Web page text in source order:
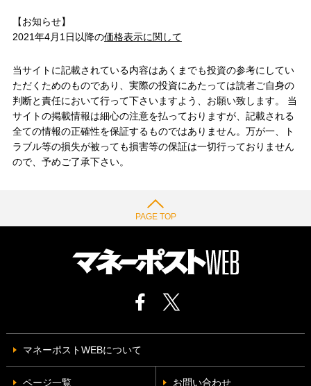
【お知らせ】
2021年4月1日以降の価格表示に関して
当サイトに記載されている内容はあくまでも投資の参考にしてい
ただくためのものであり、実際の投資にあたっては読者ご自身の
判断と責任において行って下さいますよう、お願い致します。 当
サイトの掲載情報は細心の注意を払っておりますが、記載される
全ての情報の正確性を保証するものではありません。万が一、ト
ラブル等の損失が被っても損害等の保証は一切行っておりません
ので、予めご了承下さい。
PAGE TOP
マネーポストWEBについて
ページ一覧 お問い合わせ